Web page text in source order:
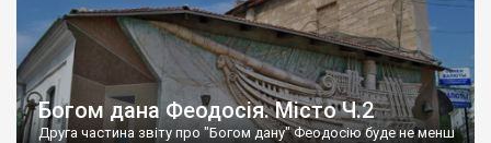
Богом дана Феодосія. Місто Ч.2
Друга частина звіту про "Богом дану" Феодосію буде не менш